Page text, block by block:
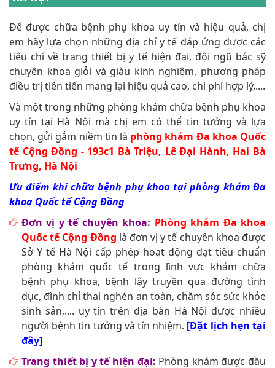
Để được chữa bệnh phụ khoa uy tín và hiệu quả, chị
em hãy lựa chọn những địa chỉ y tế đáp ứng được các
tiêu chí về trang thiết bị y tế hiện đại, đội ngũ bác sỹ
chuyên khoa giỏi và giàu kinh nghiệm, phương pháp
điều trị tiên tiến mang lại hiệu quả cao, chi phí hợp lý,....
Và một trong những phòng khám chữa bệnh phụ khoa
uy tín tại Hà Nội mà chị em có thể tin tưởng và lựa
chọn, gửi gắm niềm tin là phòng khám Đa khoa Quốc
tế Cộng Đồng - 193c1 Bà Triệu, Lê Đại Hành, Hai Bà
Trưng, Hà Nội
Ưu điểm khi chữa bệnh phụ khoa tại phòng khám Đa
khoa Quốc tế Cộng Đồng
Đơn vị y tế chuyên khoa: Phòng khám Đa khoa
Quốc tế Cộng Đồng là đơn vị y tế chuyên khoa được
Sở Y tế Hà Nội cấp phép hoạt động đạt tiêu chuẩn
phòng khám quốc tế trong lĩnh vực khám chữa
bệnh phụ khoa, bệnh lây truyền qua đường tình
dục, đình chỉ thai nghén an toàn, chăm sóc sức khỏe
sinh sản,.... uy tín trên địa bàn Hà Nội được nhiều
người bệnh tin tưởng và tín nhiệm. [Đặt lịch hẹn tại
đây]
Trang thiết bị y tế hiện đại: Phòng khám được đầu